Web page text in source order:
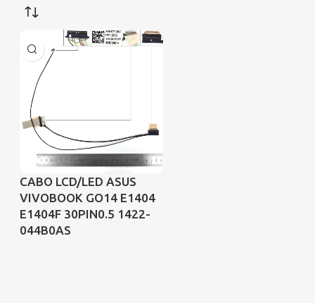
CABO LCD/LED ASUS
VIVOBOOK GO14 E1404
E1404F 30PIN0.5 1422-
044B0AS